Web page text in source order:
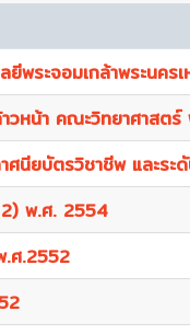
ระเบียบ/ประกาศ/ข้อบังคับ/
อัตราค่าธรรมเนียม
คู่มือ/ขั้นตอน
ยีพระจอมเกล้าพระนคร
หน้า คณะวิทยาศาสต
าศนียบัตรวิชาชีพ แล
พ.ศ. 2554
.ศ.2552